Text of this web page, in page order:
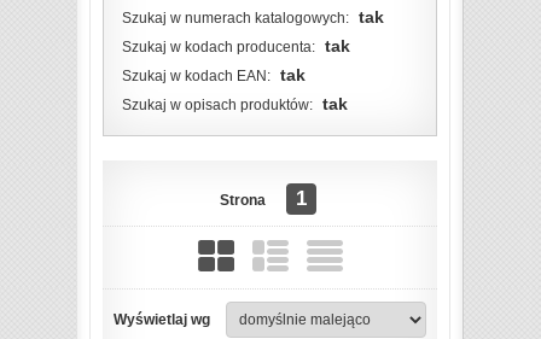
Szukaj w numerach katalogowych: tak
Szukaj w kodach producenta: tak
Szukaj w kodach EAN: tak
Szukaj w opisach produktów: tak
Strona 1
Wyświetlaj wg